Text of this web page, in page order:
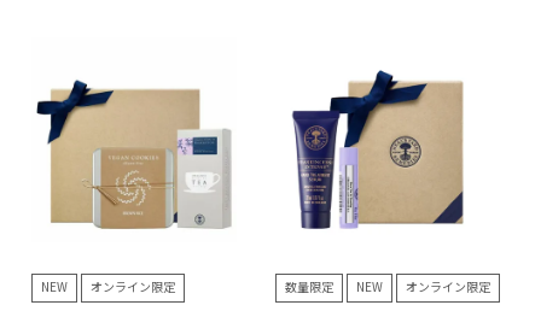
NEW オンライン限定 数量限定 NEW オンライン限定